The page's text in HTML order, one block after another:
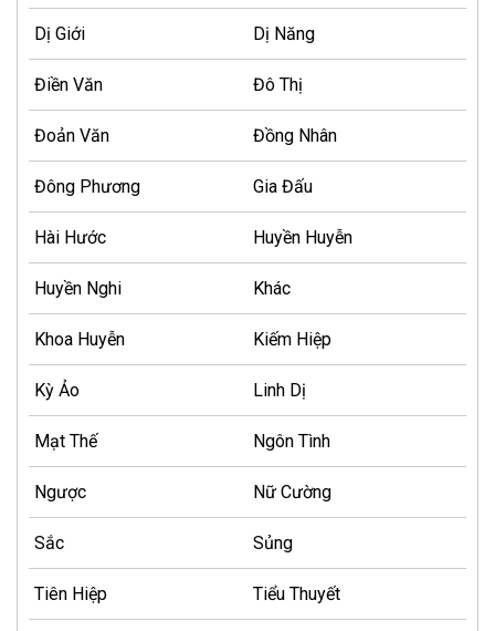
Dị Giới Dị Năng
Điền Văn Đô Thị
Đoản Văn Đồng Nhân
Đông Phương Gia Đấu
Hài Hước Huyền Huyễn
Huyền Nghi Khác
Khoa Huyễn Kiếm Hiệp
Kỳ Ảo Linh Dị
Mạt Thế Ngôn Tình
Ngược Nữ Cường
Sắc Sủng
Tiên Hiệp Tiểu Thuyết